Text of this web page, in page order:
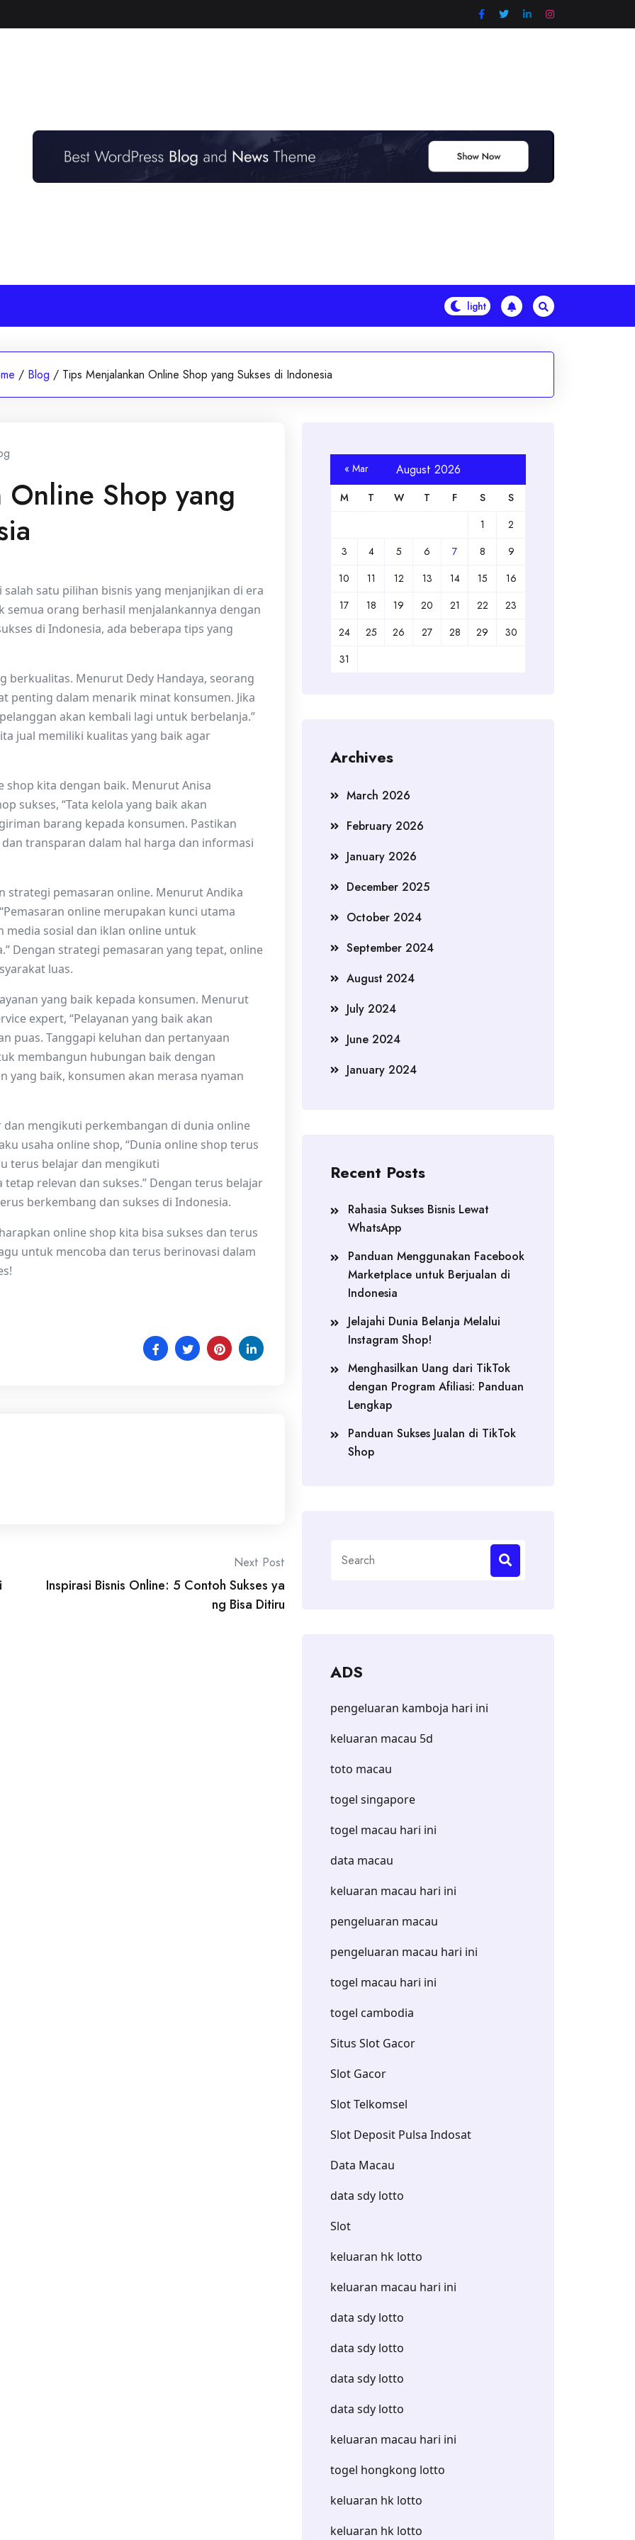
/ Blog / Tips Menjalankan Online Shop yang Sukses di Indonesia
Shop yang
satu pilihan bisnis yang menjanjikan di era
orang berhasil menjalankannya dengan
di Indonesia, ada beberapa tips yang
berkualitas. Menurut Dedy Handaya, seorang
penting dalam menarik minat konsumen. Jika
akan kembali lagi untuk berbelanja.”
jual memiliki kualitas yang baik agar
shop kita dengan baik. Menurut Anisa
sukses, “Tata kelola yang baik akan
barang kepada konsumen. Pastikan
transparan dalam hal harga dan informasi
strategi pemasaran online. Menurut Andika
online merupakan kunci utama
media sosial dan iklan online untuk
Dengan strategi pemasaran yang tepat, online
luas.
yang baik kepada konsumen. Menurut
expert, “Pelayanan yang baik akan
puas. Tanggapi keluhan dan pertanyaan
membangun hubungan baik dengan
yang baik, konsumen akan merasa nyaman
mengikuti perkembangan di dunia online
usaha online shop, “Dunia online shop terus
terus belajar dan mengikuti
relevan dan sukses.” Dengan terus belajar
berkembang dan sukses di Indonesia.
online shop kita bisa sukses dan terus
untuk mencoba dan terus berinovasi dalam
Next Post
Inspirasi Bisnis Online: 5 Contoh Sukses ya
ng Bisa Ditiru
August 2026
M T W T F S
S
1
2
3
4 5 6 7 8
9
10
11 12 13 14 15
16
17
18 19 20 21 22
23
24
25 26 27 28 29
30
31
« Mar
Archives
March 2026
February 2026
January 2026
December 2025
October 2024
September 2024
August 2024
July 2024
June 2024
January 2024
Recent Posts
Rahasia Sukses Bisnis Lewat
WhatsApp
Panduan Menggunakan Facebook
Marketplace untuk Berjualan di
Indonesia
Jelajahi Dunia Belanja Melalui
Instagram Shop!
Menghasilkan Uang dari TikTok
dengan Program Afiliasi: Panduan
Lengkap
Panduan Sukses Jualan di TikTok
Shop
for:
ADS
pengeluaran kamboja hari ini
keluaran macau 5d
toto macau
togel singapore
togel macau hari ini
data macau
keluaran macau hari ini
pengeluaran macau
pengeluaran macau hari ini
togel macau hari ini
togel cambodia
Situs Slot Gacor
Slot Gacor
Slot Telkomsel
Slot Deposit Pulsa Indosat
Data Macau
data sdy lotto
Slot
keluaran hk lotto
keluaran macau hari ini
data sdy lotto
data sdy lotto
data sdy lotto
data sdy lotto
keluaran macau hari ini
togel hongkong lotto
keluaran hk lotto
keluaran hk lotto